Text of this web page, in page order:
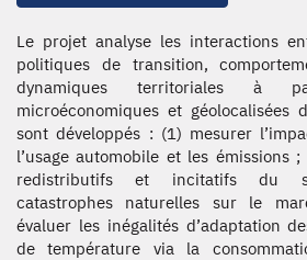
Le projet analyse les interactions
politiques de transition,
dynamiques territoriales à
microéconomiques et géolocalisées
sont développés : (1) mesurer
l’usage automobile et les émissions
redistributifs et incitatifs du
catastrophes naturelles sur le
évaluer les inégalités d’adaptation
de température via la